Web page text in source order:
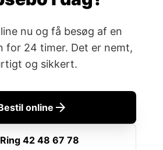
nu og få besøg af en
for 24 timer. Det er nemt,
og sikkert.
online arrow_forward
Ring 42 48 67 78